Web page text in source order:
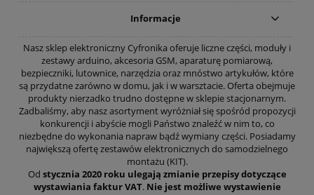
Informacje
Nasz sklep elektroniczny Cyfronika oferuje liczne części, moduły i
zestawy arduino, akcesoria GSM, aparaturę pomiarową,
bezpieczniki, lutownice, narzędzia oraz mnóstwo artykułów, które
są przydatne zarówno w domu, jak i w warsztacie. Oferta obejmuje
produkty nierzadko trudno dostępne w sklepie stacjonarnym.
Zadbaliśmy, aby nasz asortyment wyróżniał się spośród propozycji
konkurencji i abyście mogli Państwo znaleźć w nim to, co
niezbędne do wykonania napraw bądź wymiany części. Posiadamy
największą ofertę zestawów elektronicznych do samodzielnego
montażu (KIT).
Od stycznia 2020 roku ulegają zmianie przepisy dotyczące
wystawiania faktur VAT. Nie jest możliwe wystawienie